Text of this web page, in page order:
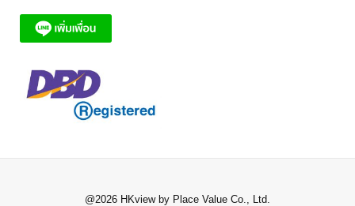
@2026 HKview by Place Value Co., Ltd.